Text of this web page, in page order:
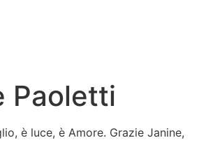
Paoletti
è luce, è Amore. Grazie Janine,